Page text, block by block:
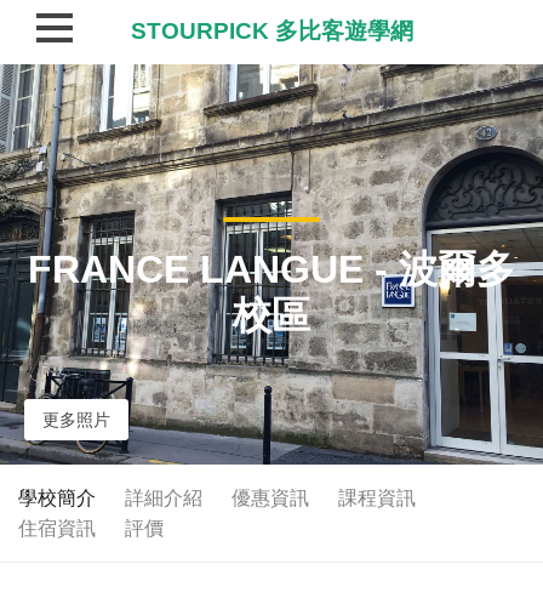
FRANCE LANGUE - 波爾多
校區
更多照片
學校簡介 詳細介紹 優惠資訊
課程資訊
住宿資訊
評價
STOURPICK 多比客遊學網